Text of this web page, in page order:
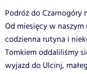
Podróż do Czarnogóry
Od miesięcy w naszym
codzienna rutyna i
Tomkiem oddaliliśmy
wyjazd do Ulcinj,